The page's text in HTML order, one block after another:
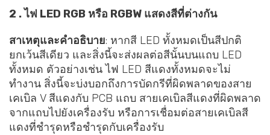
2 . ไฟ LED RGB หรือ RGBW แสดงสีที่ต่างกัน
สาเหตุและคำอธิบาย: หากสี LED ทั้งหมดเป็นสีปกติ
ยกเว้นสีเดียว และสิ่งนี้จะส่งผลต่อสีนั้นบนแถบ LED
ทั้งหมด ตัวอย่างเช่น ไฟ LED สีแดงทั้งหมดจะไม่
ทำงาน สิ่งนี้จะบ่งบอกถึงการบัดกรีที่ผิดพลาดของสาย
เคเบิล V สีแดงกับ PCB แถบ สายเคเบิลสีแดงที่ผิดพลาด
จากแถบไปยังเครื่องรับ หรือการเชื่อมต่อสายเคเบิลสี
แดงที่ชำรุดหรือชำรุดกับเครื่องรับ